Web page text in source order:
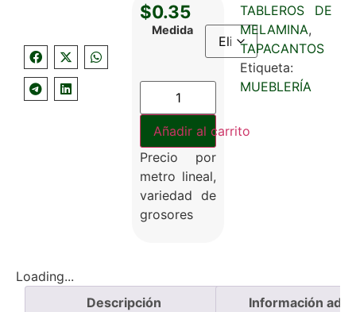
$0.35
Medida
Añadir al carrito
Precio por
metro lineal,
variedad de
grosores
TABLEROS DE
MELAMINA,
TAPACANTOS
Etiqueta:
MUEBLERÍA
Loading...
Descripción
Información